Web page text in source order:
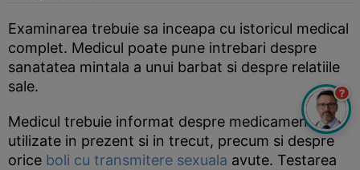
Examinarea trebuie sa inceapa cu istoricul medical
complet. Medicul poate pune intrebari despre
sanatatea mintala a unui barbat si despre relatiile
sale.
Medicul trebuie informat despre medicamentele
utilizate in prezent si in trecut, precum si despre
orice boli cu transmitere sexuala avute. Testarea
?